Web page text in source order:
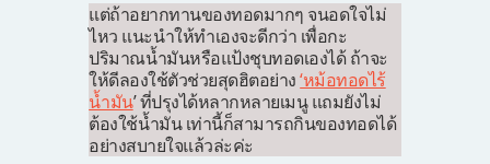
แต่ถ้าอยากทานของทอดมากๆ จนอดใจไม่
ไหว แนะนำให้ทำเองจะดีกว่า เพื่อกะ
ปริมาณน้ำมันหรือแป้งชุบทอดเองได้ ถ้าจะ
ให้ดีลองใช้ตัวช่วยสุดฮิตอย่าง‘หม้อทอดไร้
น้ำมัน’ ที่ปรุงได้หลากหลายเมนู แถมยังไม่
ต้องใช้น้ำมัน เท่านี้ก็สามารถกินของทอดได้
อย่างสบายใจแล้วล่ะค่ะ